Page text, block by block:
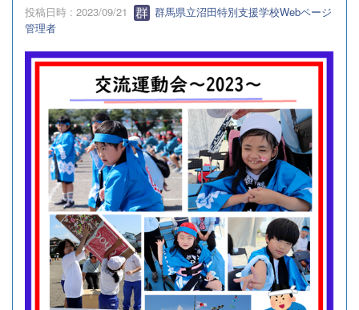
投稿日時 : 2023/09/21
群馬県立沼田特別支援学校Webページ
管理者